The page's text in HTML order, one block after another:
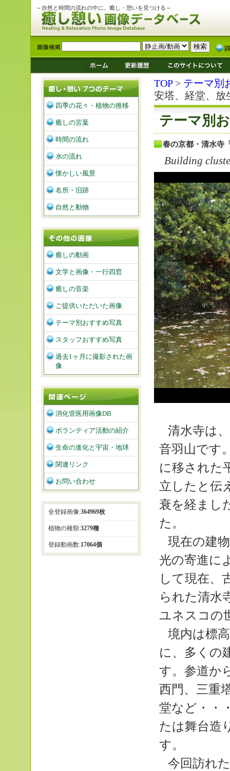
～自然と時間の流れの中に、癒し・憩いを見つける～
TOP> テーマ別
安塔、経堂、放
テーマ別
春の京都・清水寺
Building
清水寺は
音羽山です
に移された
立したと伝
衰を経まし
た。
現在の建
光の寄進に
して現在、
られた清水
ユネスコ
境内は標
に、多くの
す。参道か
西門、三重
堂など・・
たは舞台造
す。
今回訪れ
四季の花々・植物の推移
癒しの言葉
時間の流れ
水の流れ
懐かしい風景
名所・旧跡
自然と動物
癒しの動画
文学と画像・一行四窓
癒しの音楽
ご提供いただいた画像
テーマ別おすすめ写真
スタッフおすすめ写真
過去1ヶ月に撮影された画
像
消化管医用画像DB
ボランティア活動の紹介
生命の進化と宇宙・地球
関連リンク
お問い合わせ
全登録画像:364969枚
植物の種類:3279種
登録動画数:17064個